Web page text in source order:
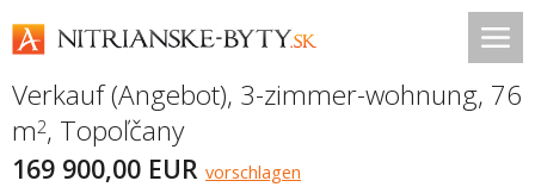
Verkauf (Angebot), 3-zimmer-wohnung, 76
m2, Topoľčany
169 900,00 EUR vorschlagen